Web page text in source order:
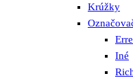
Krúžky
Iné